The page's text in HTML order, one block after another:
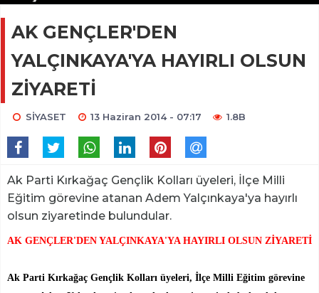
AK GENÇLER'DEN
YALÇINKAYA'YA HAYIRLI OLSUN
ZİYARETİ
SİYASET 13 Haziran 2014 - 07:17 1.8B
Ak Parti Kırkağaç Gençlik Kolları üyeleri, İlçe Milli
Eğitim görevine atanan Adem Yalçınkaya'ya hayırlı
olsun ziyaretinde bulundular.
AK GENÇLER'DEN YALÇINKAYA'YA HAYIRLI OLSUN ZİYARETİ
Ak Parti Kırkağaç Gençlik Kolları üyeleri, İlçe Milli Eğitim görevine